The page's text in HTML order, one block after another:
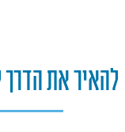
להאיר את הדרך